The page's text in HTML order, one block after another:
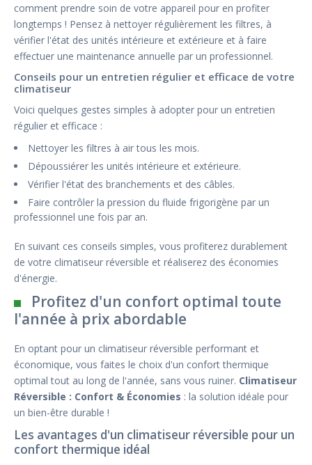
comment prendre soin de votre appareil pour en profiter
longtemps ! Pensez à nettoyer régulièrement les filtres, à
vérifier l'état des unités intérieure et extérieure et à faire
effectuer une maintenance annuelle par un professionnel.
Conseils pour un entretien régulier et efficace de votre
climatiseur
Voici quelques gestes simples à adopter pour un entretien
régulier et efficace :
Nettoyer les filtres à air tous les mois.
Dépoussiérer les unités intérieure et extérieure.
Vérifier l'état des branchements et des câbles.
Faire contrôler la pression du fluide frigorigène par un
professionnel une fois par an.
En suivant ces conseils simples, vous profiterez durablement
de votre climatiseur réversible et réaliserez des économies
d'énergie.
Profitez d'un confort optimal toute
l'année à prix abordable
En optant pour un climatiseur réversible performant et
économique, vous faites le choix d'un confort thermique
optimal tout au long de l'année, sans vous ruiner. Climatiseur
Réversible : Confort & Économies : la solution idéale pour
un bien-être durable !
Les avantages d'un climatiseur réversible pour un
confort thermique idéal